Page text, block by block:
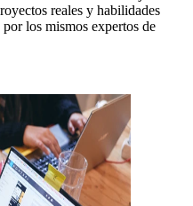
reales y habilidades
los mismos expertos de